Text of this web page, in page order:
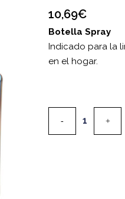
10,69€
Botella Spray
Indicado para la
en el hogar.